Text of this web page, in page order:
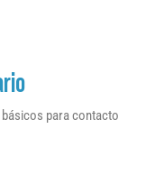
para contacto